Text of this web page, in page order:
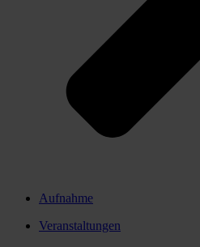
Aufnahme
Veranstaltungen